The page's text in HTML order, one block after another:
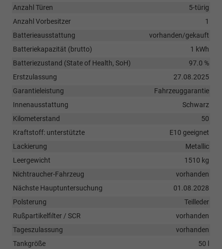
Anzahl Türen
5-türig
Anzahl Vorbesitzer
1
Batterieausstattung
vorhanden/gekauft
Batteriekapazität (brutto)
1 kWh
Batteriezustand (State of Health, SoH)
97.0 %
Erstzulassung
27.08.2025
Garantieleistung
Fahrzeuggarantie
Innenausstattung
Schwarz
Kilometerstand
50
Kraftstoff: unterstützte
E10 geeignet
Lackierung
Metallic
Leergewicht
1510 kg
Nichtraucher-Fahrzeug
vorhanden
Nächste Hauptuntersuchung
01.08.2028
Polsterung
Teilleder
Rußpartikelfilter / SCR
vorhanden
Tageszulassung
vorhanden
Tankgröße
50 l